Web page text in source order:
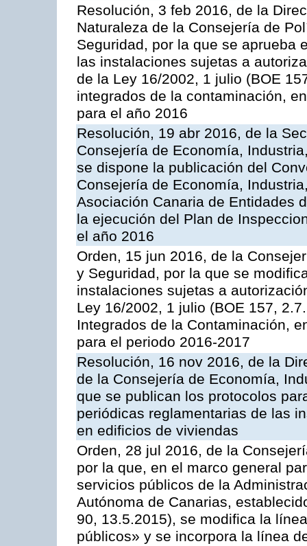
Resolución, 3 feb 2016, de la
Naturaleza de la Consejería de
Seguridad, por la que se aprueba
las instalaciones sujetas a
de la Ley 16/2002, 1 julio (BOE
integrados de la contaminación,
para el año 2016
Resolución, 19 abr 2016, de la
Consejería de Economía,
se dispone la publicación del
Consejería de Economía,
Asociación Canaria de Entidades
la ejecución del Plan de
el año 2016
Orden, 15 jun 2016, de la
y Seguridad, por la que se
instalaciones sujetas a
Ley 16/2002, 1 julio (BOE 157,
Integrados de la Contaminación,
para el periodo 2016-2017
Resolución, 16 nov 2016, de la
de la Consejería de Economía,
que se publican los protocolos
periódicas reglamentarias de las
en edificios de viviendas
Orden, 28 jul 2016, de la
por la que, en el marco general
servicios públicos de la
Autónoma de Canarias,
90, 13.5.2015), se modifica la
públicos» y se incorpora la línea